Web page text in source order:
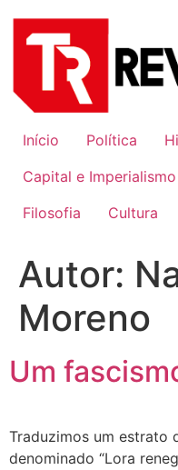
para
Início Política
Capital e Imperialismo
Filosofia
Cultura
Autor:
Moreno
Um
Traduzimos um estrato
denominado “Lora